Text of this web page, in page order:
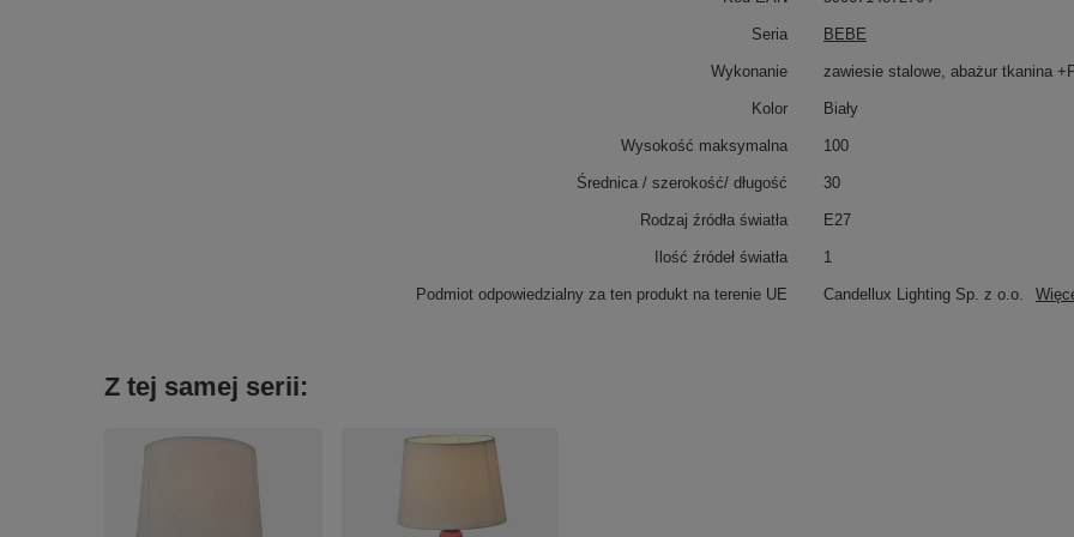
Podmiot odpowiedzialny za ten produkt na terenie UE Candellux Lighting Sp. z o.o.
Seria BEBE
Wykonanie zawiesie stalowe, abażur tkanina
Kolor Biały
Wysokość maksymalna 100
Średnica / szerokość/ długość 30
Rodzaj źródła światła E27
Ilość źródeł światła 1
Z tej samej serii: